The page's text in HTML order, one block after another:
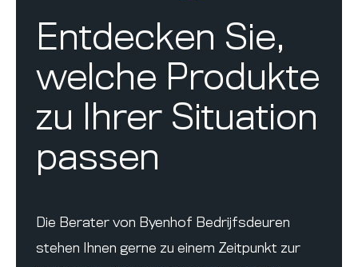
Entdecken Sie,
welche Produkte
zu Ihrer Situation
passen
Die Berater von Byenhof Bedrijfsdeuren
stehen Ihnen gerne zu einem Zeitpunkt zur